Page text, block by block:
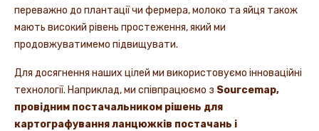
переважно до плантації чи фермера, молоко та яйця також
мають високий рівень простеження, який ми
продовжуватимемо підвищувати.
Для досягнення наших цілей ми використовуємо інноваційні
технології. Наприклад, ми співпрацюємо з Sourcemap,
провідним постачальником рішень для
картографування ланцюжків постачань і